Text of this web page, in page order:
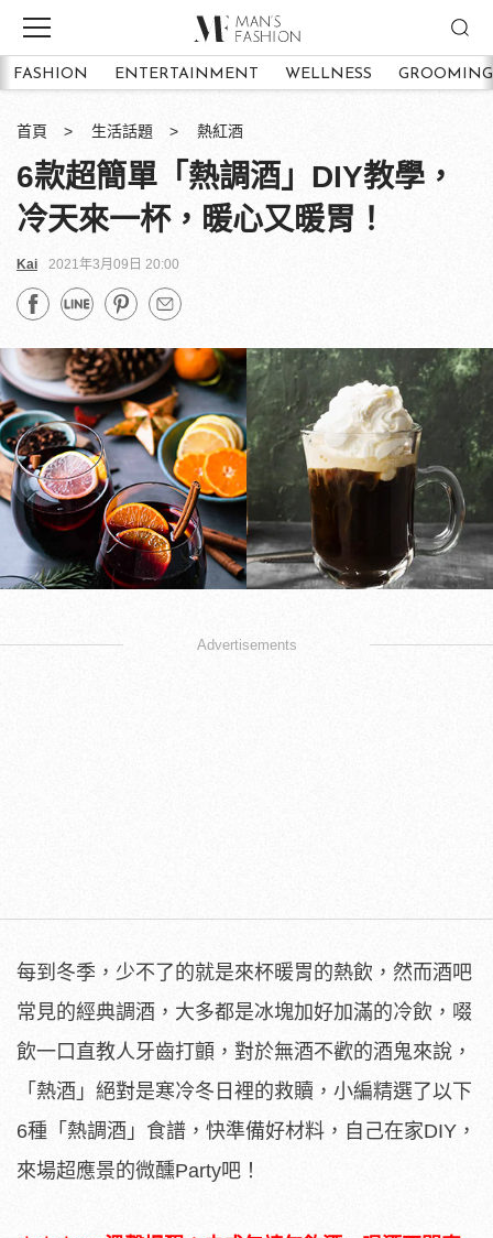
FASHION ENTERTAINMENT WELLNESS GROOMING
首頁 生活話題 熱紅酒
6款超簡單「熱調酒」DIY教學，
冷天來一杯，暖心又暖胃！
Kai 2021年3月09日 20:00
Advertisements
每到冬季，少不了的就是來杯暖胃的熱飲，然而酒吧
常見的經典調酒，大多都是冰塊加好加滿的冷飲，啜
飲一口直教人牙齒打顫，對於無酒不歡的酒鬼來說，
「熱酒」絕對是寒冷冬日裡的救贖，小編精選了以下
6種「熱調酒」食譜，快準備好材料，自己在家DIY，
來場超應景的微醺Party吧！